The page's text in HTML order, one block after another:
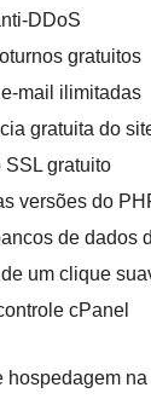
DDoS
gratuitos
mail ilimitadas
gratuita do
SSL gratuito
versões do
de dados
de um clique
cPanel
hospedagem